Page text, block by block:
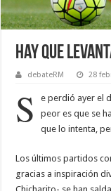
Hay que
debateRM 28
S
e perdió ayer el
peor es que se
que lo intenta,
Los últimos partidos
gracias a inspiración